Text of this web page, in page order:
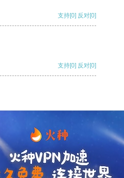
支持[0] 反对[0]
支持[0] 反对[0]
支持 [0] 反对 [0]